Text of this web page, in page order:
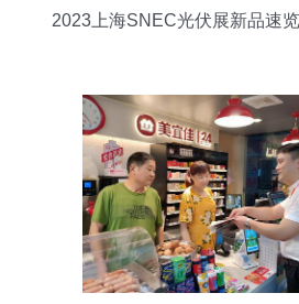
2023上海SNEC光伏展新品速